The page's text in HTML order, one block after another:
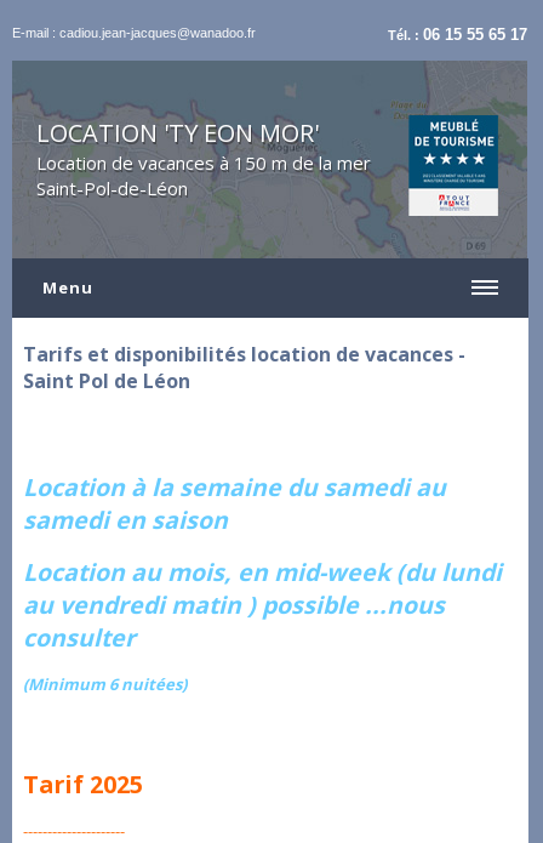
E-mail : cadiou.jean-jacques@wanadoo.fr Tél. :06 15 55 65 17
LOCATION 'TY EON MOR'
Location de vacances à 150 m de la mer
Saint-Pol-de-Léon
Menu
Tarifs et disponibilités location de vacances -
Saint Pol de Léon
Location à la semaine du samedi au
samedi en saison
Location au mois, en mid-week (du lundi
au vendredi matin ) possible ...nous
consulter
(Minimum 6 nuitées)
Tarif 2025
---------------------